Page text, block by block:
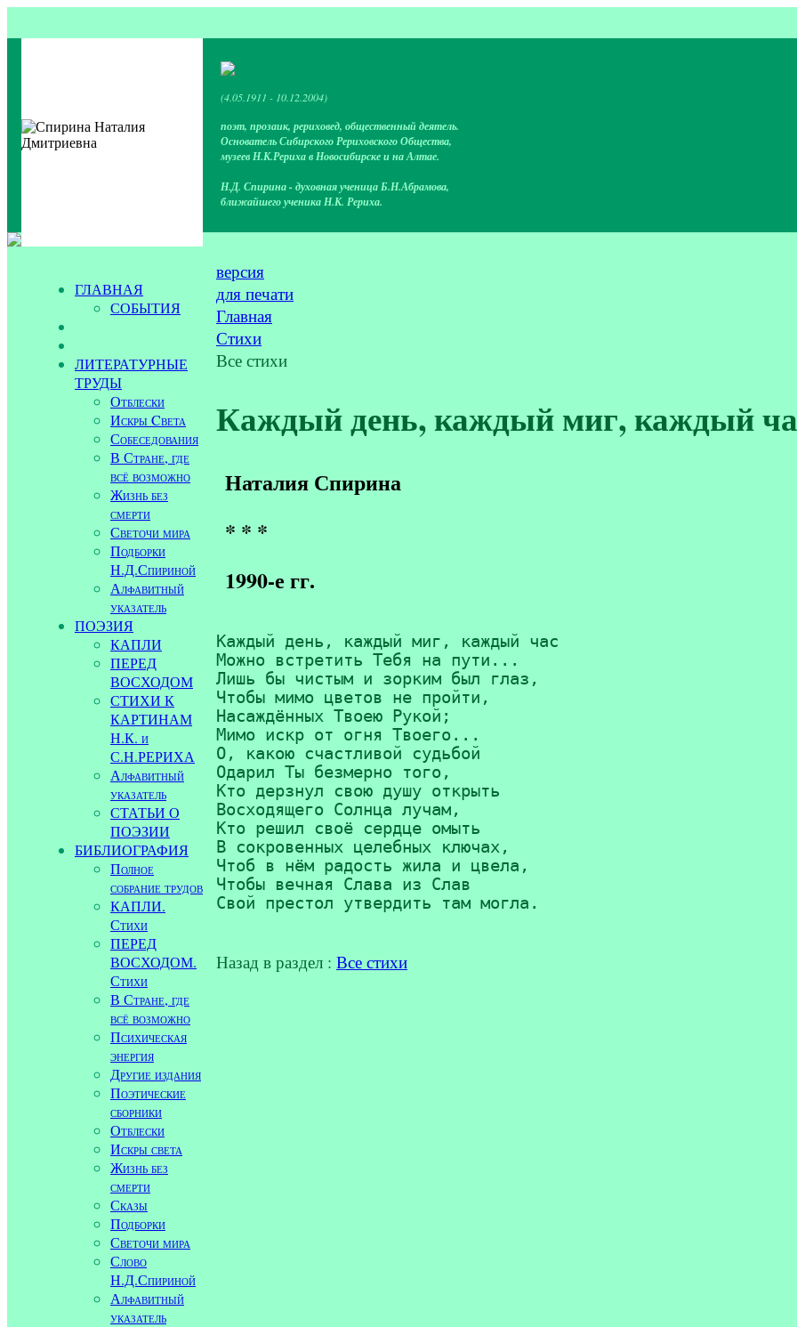
(4.05.1911 - 10.12.2004)
поэт, прозаик, рериховед, общественный деятель.
Основатель Сибирского Рериховского Общества,
музеев Н.К.Рериха в Новосибирске и на Алтае.
Н.Д. Спирина - духовная ученица Б.Н.Абрамова,
ближайшего ученика Н.К. Рериха.
ГЛАВНАЯ
СОБЫТИЯ
ЛИТЕРАТУРНЫЕ
ТРУДЫ
Отблески
Искры Cвета
Собеседования
В Стране, где
всё возможно
Жизнь без
смерти
Светочи мира
Подборки
Н.Д.Спириной
Алфавитный
указатель
ПОЭЗИЯ
КАПЛИ
ПЕРЕД
ВОСХОДОМ
СТИХИ К
КАРТИНАМ
Н.К. и
С.Н.РЕРИХА
Алфавитный
указатель
СТАТЬИ О
ПОЭЗИИ
БИБЛИОГРАФИЯ
Полное
собрание трудов
КАПЛИ.
Стихи
ПЕРЕД
ВОСХОДОМ.
Стихи
В Стране, где
всё возможно
Психическая
энергия
Другие издания
Поэтические
сборники
Отблески
Искры света
Жизнь без
смерти
Сказы
Подборки
Светочи мира
Слово
Н.Д.Спириной
Алфавитный
указатель
версия
для печати
Главная
Стихи
Все стихи
Каждый день, каждый миг, каждый
Наталия Спирина
* * *
1990-е гг.
Каждый день, каждый миг, каждый час
Можно встретить Тебя на пути...
Лишь бы чистым и зорким был глаз,
Чтобы мимо цветов не пройти,
Насаждённых Твоею Рукой;
Мимо искр от огня Твоего...
О, какою счастливой судьбой
Одарил Ты безмерно того,
Кто дерзнул свою душу открыть
Восходящего Солнца лучам,
Кто решил своё сердце омыть
В сокровенных целебных ключах,
Чтоб в нём радость жила и цвела,
Чтобы вечная Слава из Слав
Назад в раздел : Все стихи